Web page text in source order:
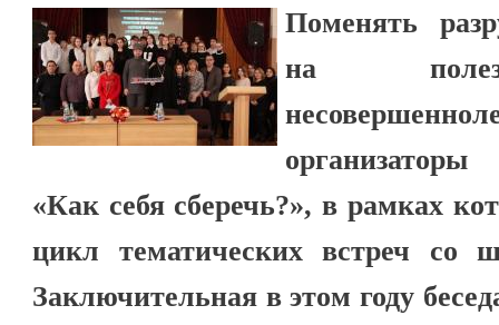
Поменять
на
«Как себя сберечь?», в рамках
цикл тематических встреч со
Заключительная в этом году